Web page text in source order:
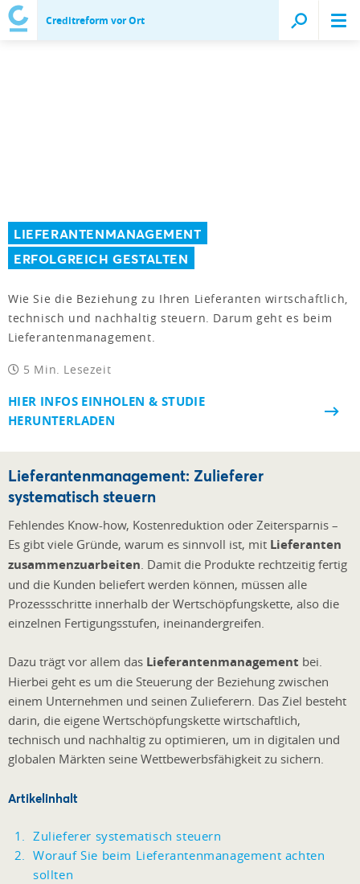
Creditreform vor Ort
LIEFERANTENMANAGEMENT
ERFOLGREICH GESTALTEN
Wie Sie die Beziehung zu Ihren Lieferanten wirtschaftlich,
technisch und nachhaltig steuern. Darum geht es beim
Lieferantenmanagement.
5 Min. Lesezeit
HIER INFOS EINHOLEN & STUDIE
HERUNTERLADEN
Lieferantenmanagement: Zulieferer
systematisch steuern
Fehlendes Know-how, Kostenreduktion oder Zeitersparnis –
Es gibt viele Gründe, warum es sinnvoll ist, mit Lieferanten
zusammenzuarbeiten . Damit die Produkte rechtzeitig fertig
und die Kunden beliefert werden können, müssen alle
Prozessschritte innerhalb der Wertschöpfungskette, also die
einzelnen Fertigungsstufen, ineinandergreifen.
Dazu trägt vor allem das Lieferantenmanagement bei.
Hierbei geht es um die Steuerung der Beziehung zwischen
einem Unternehmen und seinen Zulieferern. Das Ziel besteht
darin, die eigene Wertschöpfungskette wirtschaftlich,
technisch und nachhaltig zu optimieren, um in digitalen und
globalen Märkten seine Wettbewerbsfähigkeit zu sichern.
Artikelinhalt
Zulieferer systematisch steuern
Worauf Sie beim Lieferantenmanagement achten
sollten